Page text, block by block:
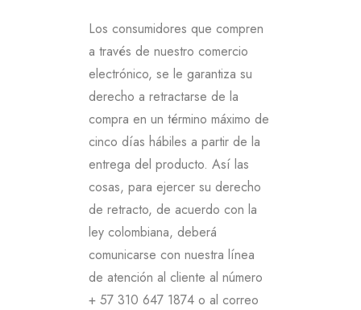
Los consumidores que compren
a través de nuestro comercio
electrónico, se le garantiza su
derecho a retractarse de la
compra en un término máximo de
cinco días hábiles a partir de la
entrega del producto. Así las
cosas, para ejercer su derecho
de retracto, de acuerdo con la
ley colombiana, deberá
comunicarse con nuestra línea
de atención al cliente al número
+ 57 310 647 1874 o al correo